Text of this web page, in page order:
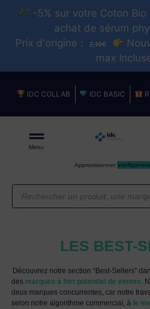
-5% sur votre Coton
achat de sérum
Prix d'origine :
2,19€
max
IDC COLLAB IDC BASIC
Menu
Approvisionner
LES BEST-
Découvrez notre section “Best-Sellers”
des marques à fort potentiel de ventes.
deux marques concurrentes, car notre
selon notre algorithme commercial, à le